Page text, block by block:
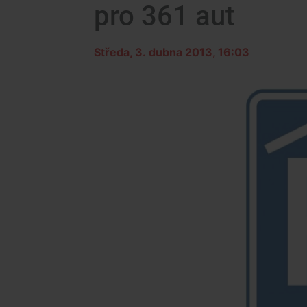
pro 361 aut
Středa, 3. dubna 2013, 16:03